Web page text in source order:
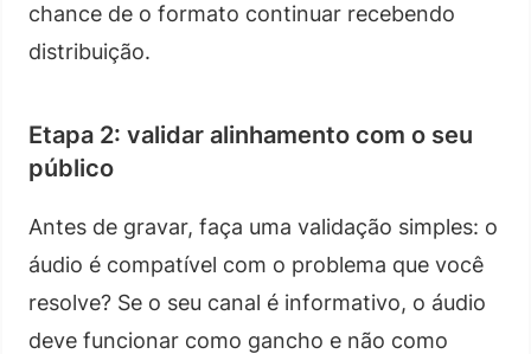
chance de o formato continuar recebendo
distribuição.
Etapa 2: validar alinhamento com o seu
público
Antes de gravar, faça uma validação simples: o
áudio é compatível com o problema que você
resolve? Se o seu canal é informativo, o áudio
deve funcionar como gancho e não como